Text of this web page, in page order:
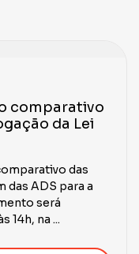
comparativo
da Lei
das
das ADS para a
será
14h, na ...